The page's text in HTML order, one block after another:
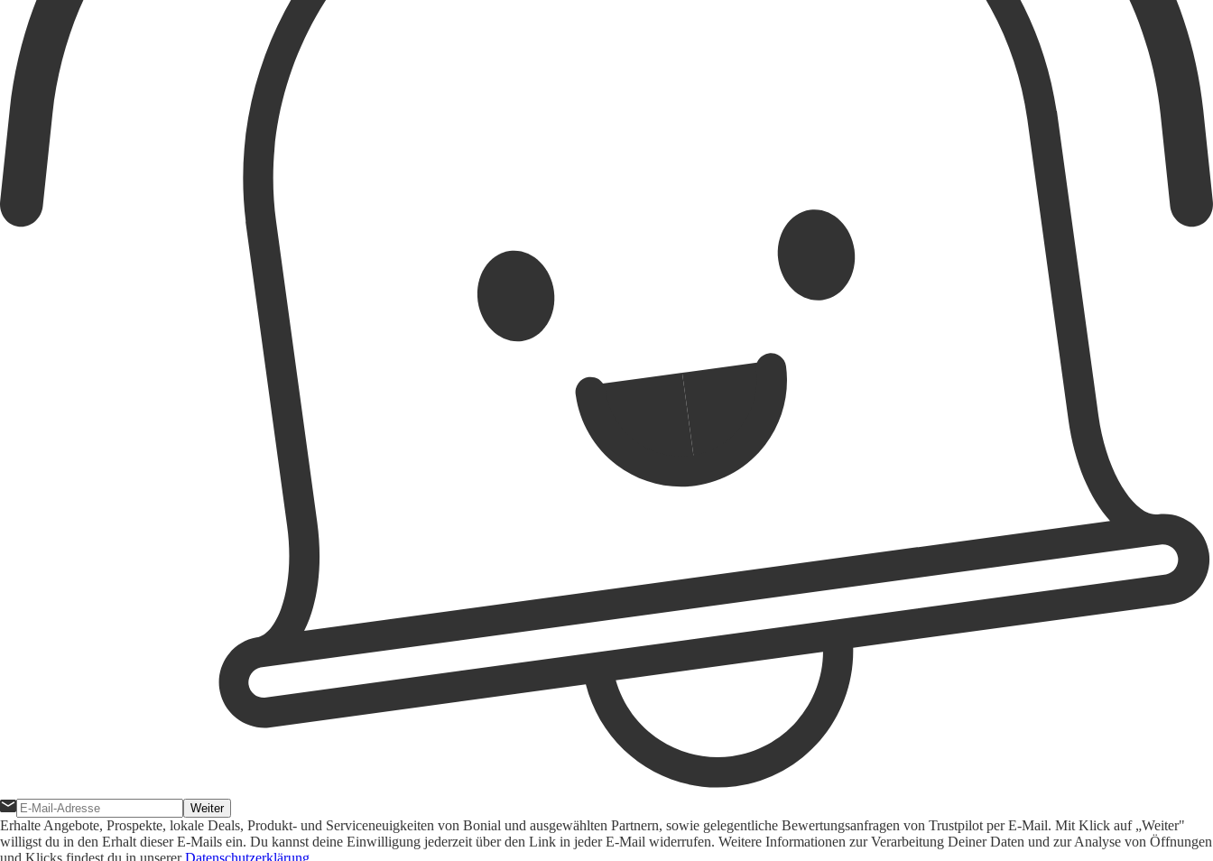
Weiter
Erhalte Angebote, Prospekte, lokale Deals, Produkt- und Serviceneuigkeiten von Bonial und ausgewählten Partnern, sowie gelegentliche Bewertungsanfragen von Trustpilot per E-Mail. Mit Klick auf „Weiter"
willigst du in den Erhalt dieser E-Mails ein. Du kannst deine Einwilligung jederzeit über den Link in jeder E-Mail widerrufen. Weitere Informationen zur Verarbeitung Deiner Daten und zur Analyse von Öffnungen